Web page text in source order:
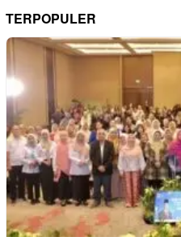
TERPOPULER